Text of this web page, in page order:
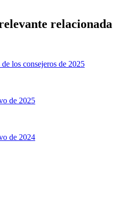
relacionada
los consejeros de 2025
de 2025
de 2024